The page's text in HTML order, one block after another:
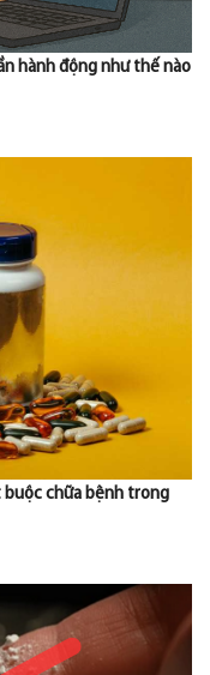
hành động như thế nào
buộc chữa bệnh trong